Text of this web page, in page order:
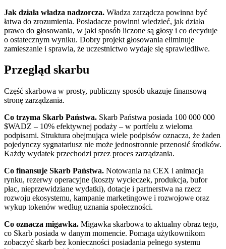
Jak działa władza nadzorcza. Władza zarządcza powinna być
łatwa do zrozumienia. Posiadacze powinni wiedzieć, jak działa
prawo do głosowania, w jaki sposób liczone są głosy i co decyduje
o ostatecznym wyniku. Dobry projekt głosowania eliminuje
zamieszanie i sprawia, że ​​uczestnictwo wydaje się sprawiedliwe.
Przegląd skarbu
Część skarbowa w prosty, publiczny sposób ukazuje finansową
stronę zarządzania.
Co trzyma Skarb Państwa. Skarb Państwa posiada 100 000 000
$WADZ – 10% efektywnej podaży – w portfelu z wieloma
podpisami. Struktura obejmująca wiele podpisów oznacza, że ​​żaden
pojedynczy sygnatariusz nie może jednostronnie przenosić środków.
Każdy wydatek przechodzi przez proces zarządzania.
Co finansuje Skarb Państwa. Notowania na CEX i animacja
rynku, rezerwy operacyjne (koszty wycieczek, produkcja, bufor
płac, nieprzewidziane wydatki), dotacje i partnerstwa na rzecz
rozwoju ekosystemu, kampanie marketingowe i rozwojowe oraz
wykup tokenów według uznania społeczności.
Co oznacza migawka. Migawka skarbowa to aktualny obraz tego,
co Skarb posiada w danym momencie. Pomaga użytkownikom
zobaczyć skarb bez konieczności posiadania pełnego systemu